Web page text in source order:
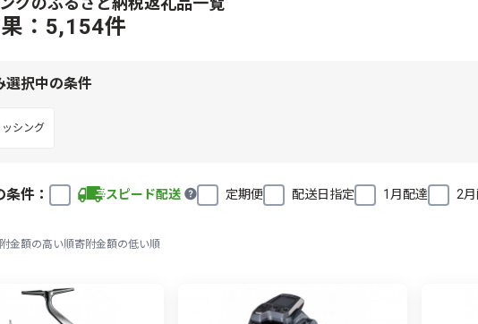
：5,154件
選択中の条件
ッシング
件： スピード配送 定期便 配送日指定 1月配達 2
金額の高い順寄附金額の低い順